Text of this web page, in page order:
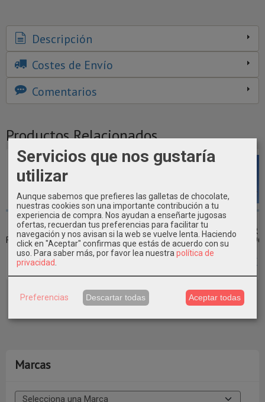
Marcas
Descripción
Costes de Envío
Comentarios
Productos Relacionados
CAMISETA
MUJER LISA
RIBETE BATELA
24,50 €
CHUBASQUERO-
CAPA BEBÉ
ESTAMPADO...
48,50 €
PETO BEBÉ
RAYAS ANCLA
BATELA
32,00 €
TRENKA DE
PAÑO MUJER
BATELA C2596
110,00 €
Servicios que nos gustaría
utilizar
Aunque sabemos que prefieres las galletas de chocolate,
nuestras cookies son una importante contribución a tu
experiencia de compra. Nos ayudan a enseñarte jugosas
ofertas, recuerdan tus preferencias para facilitar tu
navegación y nos avisan si la web se vuelve lenta. Haciendo
click en "Aceptar" confirmas que estás de acuerdo con su
uso. Para saber más, por favor lea nuestra política de
privacidad
Preferencias Descartar todas Aceptar todas